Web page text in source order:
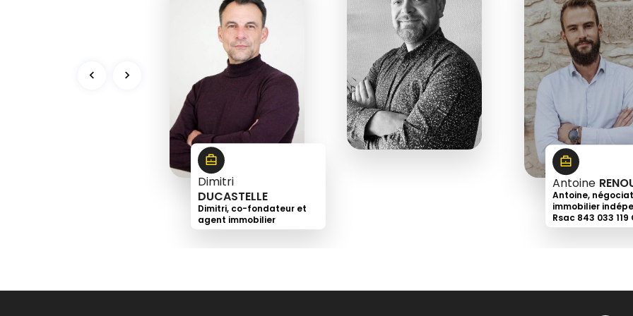
Dimitri
DUCASTELLE
Dimitri, co-fondateur et
agent immobilier
18
43
66
91
Antoine
Antoine,
immobilier
Rsac 843 033 119